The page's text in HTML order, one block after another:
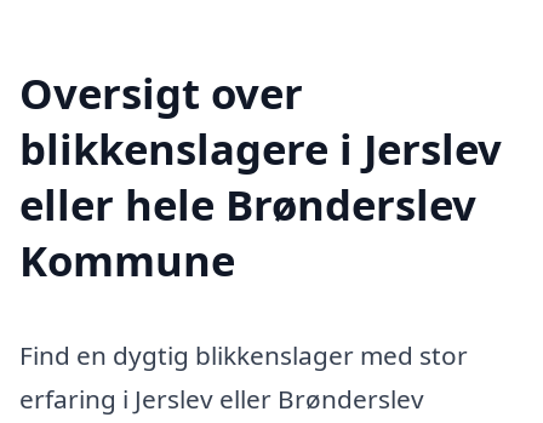
Oversigt over
blikkenslagere i Jerslev
eller hele Brønderslev
Kommune
Find en dygtig blikkenslager med stor
erfaring i Jerslev eller Brønderslev